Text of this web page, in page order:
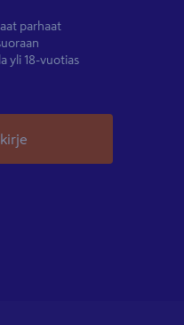
parhaat
yli 18-vuotias